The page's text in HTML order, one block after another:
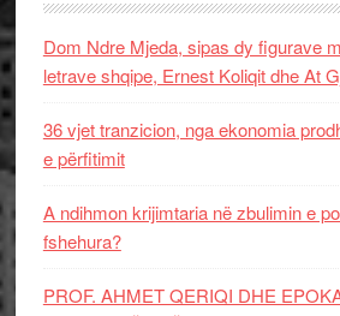
Dom Ndre Mjeda, sipas dy figurave
letrave shqipe, Ernest Koliqit dhe At
36 vjet tranzicion, nga ekonomia
e përfitimit
A ndihmon krijimtaria në zbulimin e
fshehura?
PROF. AHMET QERIQI DHE